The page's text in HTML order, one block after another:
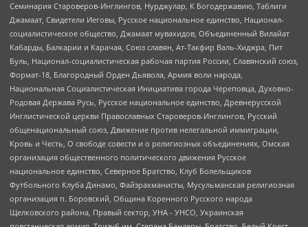
Семинария Староверов-Инглингов, Нурджулар, К Богодержавию, Таблиги
Джамаат, Свидетели Иеговы, Русское национальное единство, Национал-
социалистическое общество, Джамаат мувахидов, Объединенный Вилайат
Кабарды, Балкарии и Карачая, Союз славян, Ат-Такфир Валь-Хиджра, Пит
Буль, Национал-социалистическая рабочая партия России, Славянский союз,
Формат-18, Благородный Орден Дьявола, Армия воли народа,
Национальная Социалистическая Инициатива города Череповца, Духовно-
Родовая Держава Русь, Русское национальное единство, Древнерусской
Инглистической церкви Православных Староверов-Инглингов, Русский
общенациональный союз, Движение против нелегальной иммиграции,
Кровь и Честь, О свободе совести и о религиозных объединениях, Омская
организация общественного политического движения Русское
национальное единство, Северное Братство, Клуб Болельщиков
Футбольного Клуба Динамо, Файзрахманисты, Мусульманская религиозная
организация п. Боровский, Община Коренного Русского народа
Щелковского района, Правый сектор, УНА - УНСО, Украинская